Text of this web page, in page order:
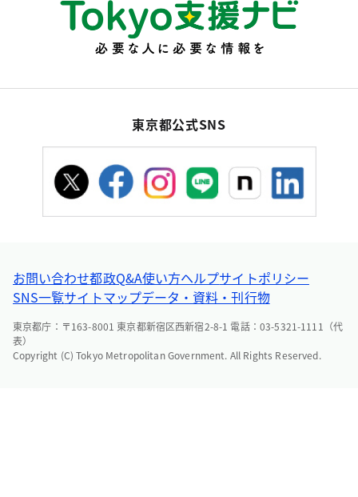
東京都公式SNS
お問い合わせ都政Q&A使い方ヘルプサイトポリシー
SNS一覧サイトマップデータ・資料・刊行物
東京都庁：〒163-8001 東京都新宿区西新宿2-8-1 電話：03-5321-1111（代
表）
Copyright (C) Tokyo Metropolitan Government. All Rights Reserved.